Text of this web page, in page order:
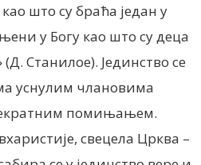
што су браћа један у
у Богу као што су деца
Станилое). Јединство се
уснулим члановима
помињањем.
свецела Црква –